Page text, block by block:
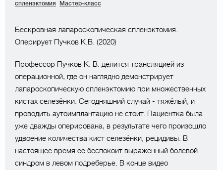
спленэктомия
Мастер-класс
Бескровная лапароскопическая спленэктомия.
Оперирует Пучков К.В. (2020)
Профессор Пучков К. В. делится трансляцией из
операционной, где он наглядно демонстрирует
лапароскопическую спленэктомию при множественных
кистах селезёнки. Cегодняшний случай - тяжёлый, и
проводить аутоимплантацию не стоит. Пациентка была
уже дважды оперирована, в результате чего произошло
удвоение количества кист селезёнки, рецидивы. В
настоящее время ее беспокоит выраженный болевой
синдром в левом подреберье. В конце видео